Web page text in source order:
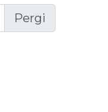
Pergi